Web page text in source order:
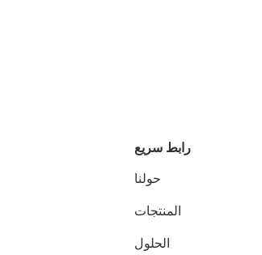
رابط سريع
حولنا
المنتجات
الحلول